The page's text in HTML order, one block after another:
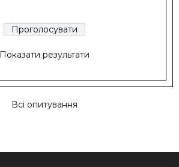
Показати результати
Всі опитування